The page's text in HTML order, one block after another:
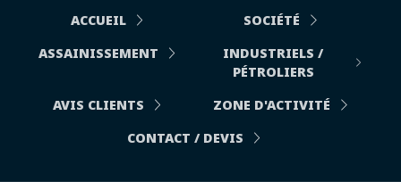
ACCUEIL
SOCIÉTÉ
ASSAINISSEMENT
INDUSTRIELS /
PÉTROLIERS
AVIS CLIENTS
ZONE D'ACTIVITÉ
CONTACT / DEVIS